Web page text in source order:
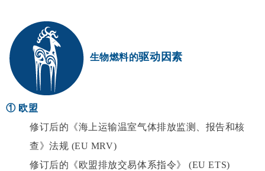
生物燃料的驱动因素
① 欧盟
修订后的《海上运输温室气体排放监测、报告和核
查》法规 (EU MRV)
修订后的《欧盟排放交易体系指令》 (EU ETS)